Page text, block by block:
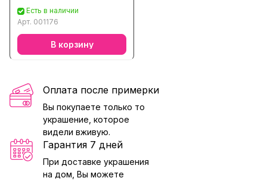
Есть в наличии
Арт. 001176
В корзину
Оплата после примерки
Вы покупаете только то
украшение, которое
видели вживую.
Гарантия 7 дней
При доставке украшения
на дом, Вы можете